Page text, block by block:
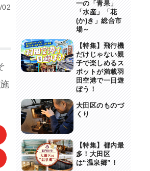
02
一の「青果」
「水産」「花
(か)き」総合市
場～
【特集】飛行機
だけじゃない親
子で楽しめるス
ポットが満載羽
田空港で一日遊
ぼう！
大田区のものづ
くり
【特集】都内最
多！大田区
は“温泉郷”！